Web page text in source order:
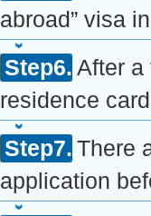
abroad” visa
After a
residence
There
application